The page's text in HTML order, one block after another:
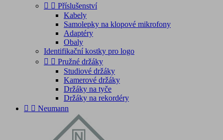
  Příslušenství
Kabely
Samolepky na klopové mikrofony
Adaptéry
Obaly
Identifikační kostky pro logo
  Pružné držáky
Studiové držáky
Kamerové držáky
Držáky na tyče
Držáky na rekordéry
  Neumann